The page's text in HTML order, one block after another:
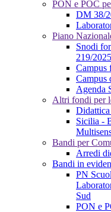
PON e POC
DM 38/
Piano
Snodi
219/2025
Campus
Campus
Agenda
Altri fondi per
Sicilia -
Bandi per
Arredi
Bandi in
PN
Sud
PON e